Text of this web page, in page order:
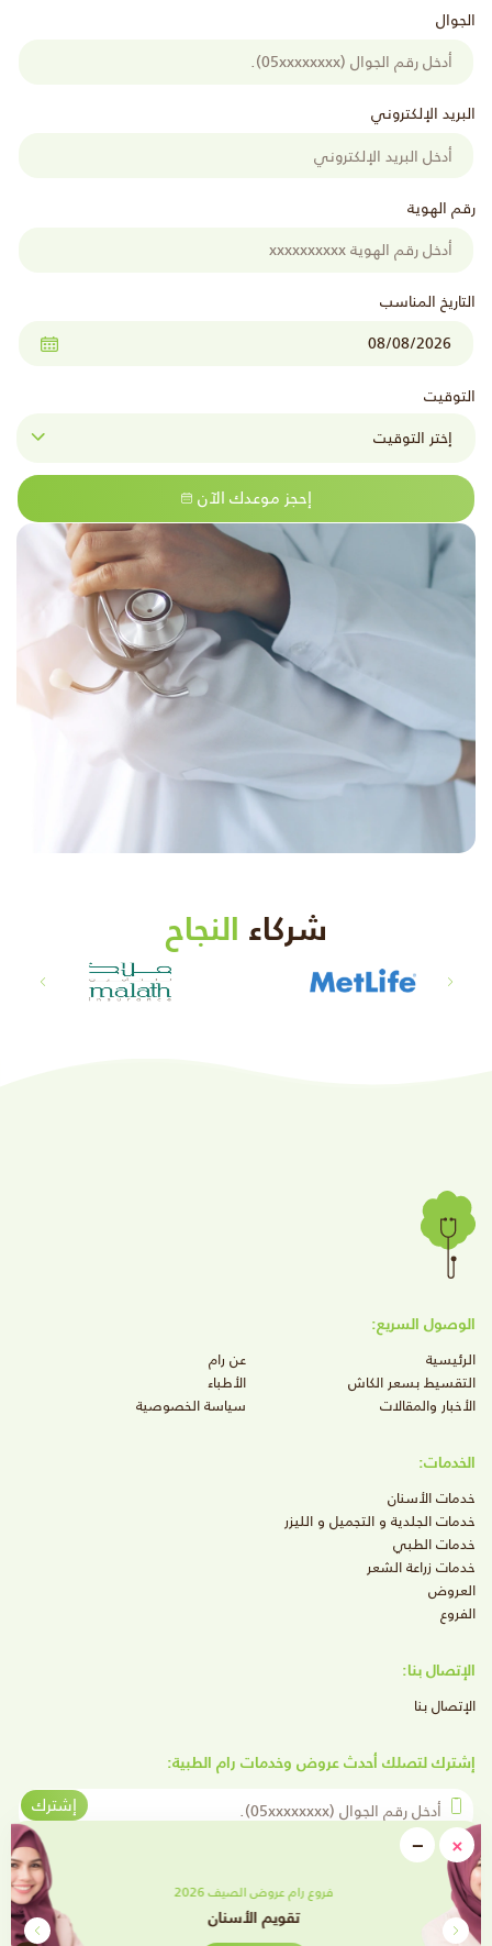
×
close−
Minimize
فروع رام عروض الصيف 2026
تقويم الأسنان
الجوال
البريد الإلكتروني
رقم الهوية
التاريخ المناسب
التوقيت
إحجز موعدك الآن
شركاء النجاح
الوصول السريع:
الرئيسية
عن رام
التقسيط بسعر الكاش
الأطباء
الأخبار والمقالات
سياسة الخصوصية
الخدمات:
خدمات الأسنان
خدمات الجلدية و التجميل و الليزر
خدمات الطبي
خدمات زراعة الشعر
العروض
الفروع
الإتصال بنا:
الإتصال بنا
إشترك لتصلك أحدث عروض وخدمات رام الطبية:
أدخل رقم الجوال
إشترك
تابعنا على وسائل التواصل الإجتماعي